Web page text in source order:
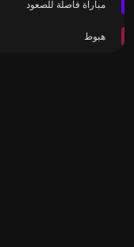
مباراة فاصلة للصعود
هبوط